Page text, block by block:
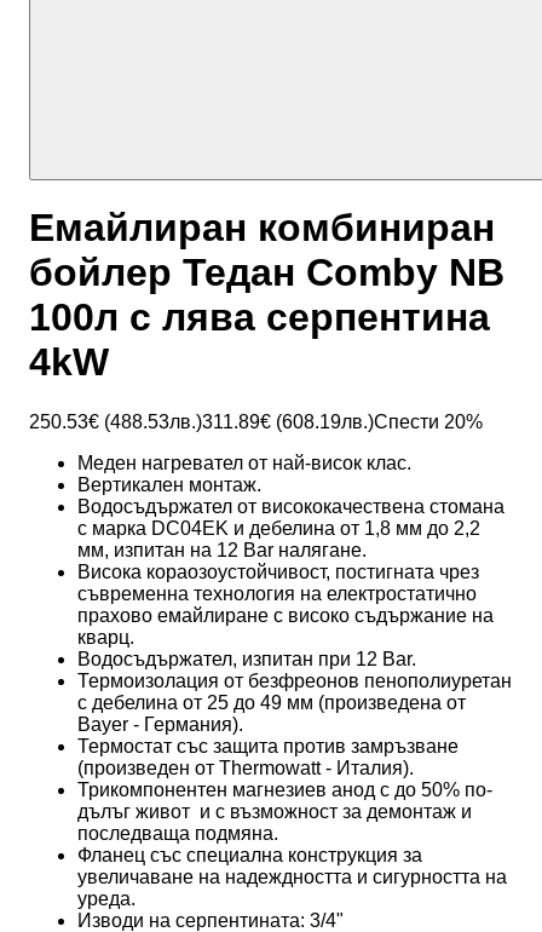
Емайлиран комбиниран
бойлер Тедан Comby NB
100л с лява серпентина
4kW
250.53€ (488.53лв.)311.89€ (608.19лв.)Спести 20%
Меден нагревател от най-висок клас.
Вертикален монтаж.
Водосъдържател от висококачествена стомана
с марка DC04EK и дебелина от 1,8 мм до 2,2
мм, изпитан на 12 Bar налягане.
Висока корaозоустойчивост, постигната чрез
съвременна технология на електростатично
прахово емайлиране с високо съдържание на
кварц.
Водосъдържател, изпитан при 12 Bar.
Термоизолация от безфреонов пенополиуретан
с дебелина от 25 до 49 мм (произведенa от
Bayer - Германия).
Термостат със защита против замръзване
(произведен от Thermowatt - Италия).
Трикомпонентен магнезиев анод с до 50% по-
дълъг живот и с възможност за демонтаж и
последваща подмяна.
Фланец със специална конструкция за
увеличаване на надеждността и сигурността на
уреда.
Изводи на серпентината: 3/4"